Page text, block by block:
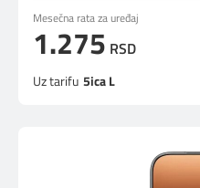
Mesečna rata za uređaj
1.275 RSD
Uz tarifu 5ica L